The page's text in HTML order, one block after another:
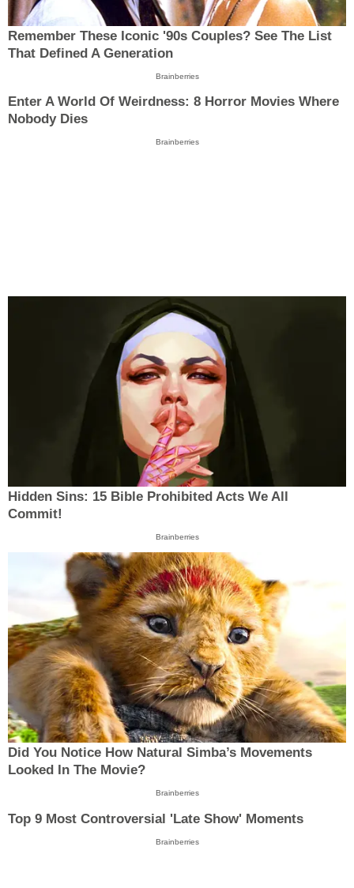
Remember These Iconic '90s Couples? See The List
That Defined A Generation
Brainberries
Enter A World Of Weirdness: 8 Horror Movies Where
Nobody Dies
Brainberries
Hidden Sins: 15 Bible Prohibited Acts We All
Commit!
Brainberries
Did You Notice How Natural Simba’s Movements
Looked In The Movie?
Brainberries
Top 9 Most Controversial 'Late Show' Moments
Brainberries